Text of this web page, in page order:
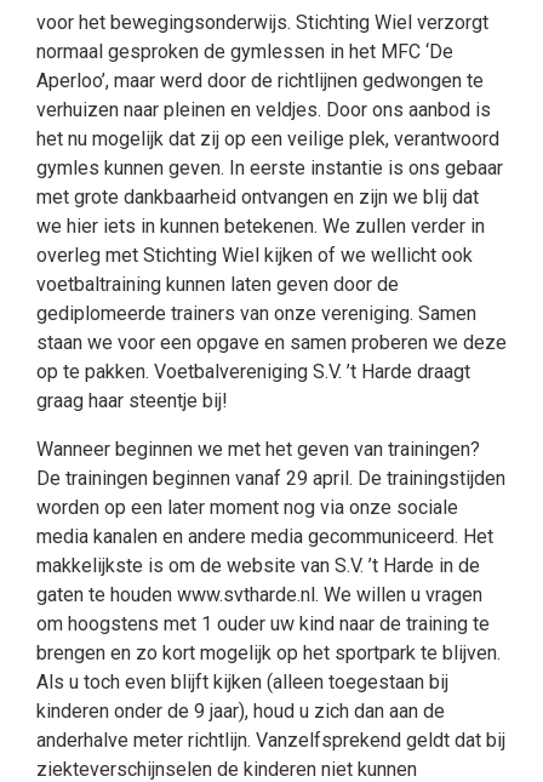
voor het bewegingsonderwijs. Stichting Wiel verzorgt
normaal gesproken de gymlessen in het MFC ‘De
Aperloo’, maar werd door de richtlijnen gedwongen te
verhuizen naar pleinen en veldjes. Door ons aanbod is
het nu mogelijk dat zij op een veilige plek, verantwoord
gymles kunnen geven. In eerste instantie is ons gebaar
met grote dankbaarheid ontvangen en zijn we blij dat
we hier iets in kunnen betekenen. We zullen verder in
overleg met Stichting Wiel kijken of we wellicht ook
voetbaltraining kunnen laten geven door de
gediplomeerde trainers van onze vereniging. Samen
staan we voor een opgave en samen proberen we deze
op te pakken. Voetbalvereniging S.V. ’t Harde draagt
graag haar steentje bij!
Wanneer beginnen we met het geven van trainingen?
De trainingen beginnen vanaf 29 april. De trainingstijden
worden op een later moment nog via onze sociale
media kanalen en andere media gecommuniceerd. Het
makkelijkste is om de website van S.V. ’t Harde in de
gaten te houden www.svtharde.nl. We willen u vragen
om hoogstens met 1 ouder uw kind naar de training te
brengen en zo kort mogelijk op het sportpark te blijven.
Als u toch even blijft kijken (alleen toegestaan bij
kinderen onder de 9 jaar), houd u zich dan aan de
anderhalve meter richtlijn. Vanzelfsprekend geldt dat bij
ziekteverschijnselen de kinderen niet kunnen